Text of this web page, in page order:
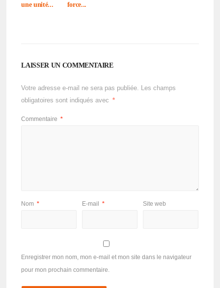
une unité...
force...
LAISSER UN COMMENTAIRE
Votre adresse e-mail ne sera pas publiée.
Les champs
obligatoires sont indiqués avec
*
Commentaire *
Nom * E-mail * Site web
Enregistrer mon nom, mon e-mail et mon site dans le navigateur
pour mon prochain commentaire.